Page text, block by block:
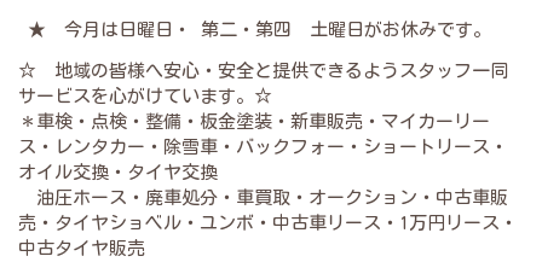
★ 今月は日曜日・ 第二・第四 土曜日がお休みです。
☆ 地域の皆様へ安心・安全と提供できるようスタッフ一同
サービスを心がけています。☆
＊車検・点検・整備・板金塗装・新車販売・マイカーリー
ス・レンタカー・除雪車・バックフォー・ショートリース・
オイル交換・タイヤ交換
油圧ホース・廃車処分・車買取・オークション・中古車販
売・タイヤショベル・ユンボ・中古車リース・1万円リース・
中古タイヤ販売